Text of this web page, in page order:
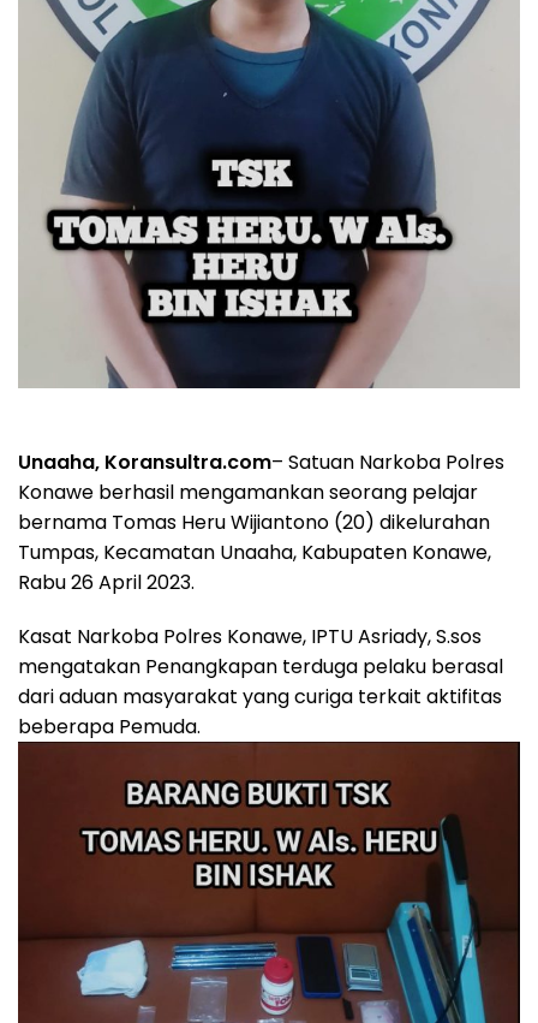
Unaaha, Koransultra.com– Satuan Narkoba Polres
Konawe berhasil mengamankan seorang pelajar
bernama Tomas Heru Wijiantono (20) dikelurahan
Tumpas, Kecamatan Unaaha, Kabupaten Konawe,
Rabu 26 April 2023.
Kasat Narkoba Polres Konawe, IPTU Asriady, S.sos
mengatakan Penangkapan terduga pelaku berasal
dari aduan masyarakat yang curiga terkait aktifitas
beberapa Pemuda.